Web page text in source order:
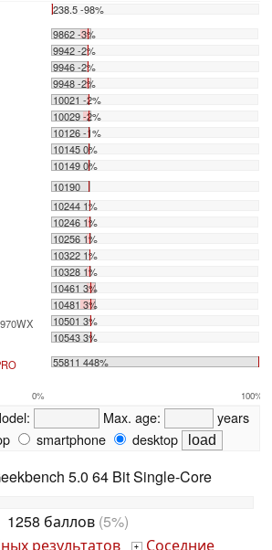
238.5 -98%
9862 -3%
9942 -2%
9946 -2%
9948 -2%
10021 -2%
10029 -2%
10126 -1%
10145 0%
10149 0%
10190
10244 1%
10246 1%
10256 1%
10322 1%
10328 1%
10461 3%
10481 3%
10501 3%
10543 3%
55811 448%
0% 100%
Max. age:
years
smartphone desktop
5.0 64 Bit Single-Core
1258 баллов(5%)
результатов + Соседние